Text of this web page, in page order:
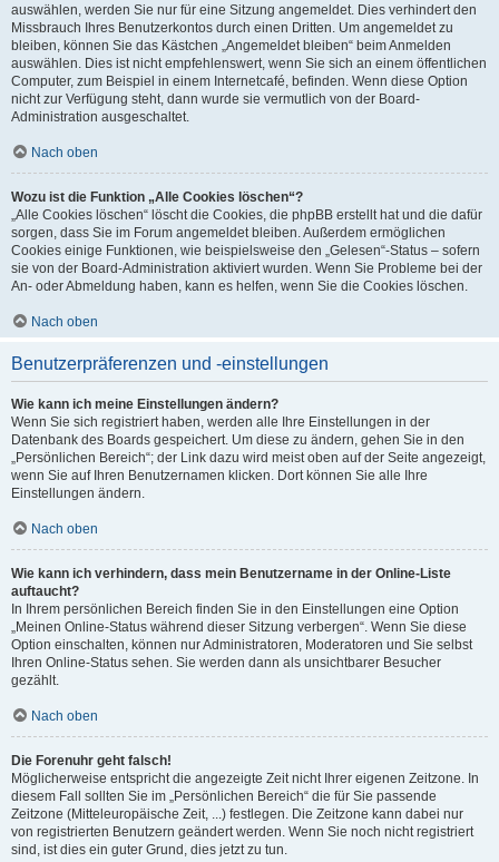
auswählen, werden Sie nur für eine Sitzung angemeldet. Dies verhindert den
Missbrauch Ihres Benutzerkontos durch einen Dritten. Um angemeldet zu
bleiben, können Sie das Kästchen „Angemeldet bleiben“ beim Anmelden
auswählen. Dies ist nicht empfehlenswert, wenn Sie sich an einem öffentlichen
Computer, zum Beispiel in einem Internetcafé, befinden. Wenn diese Option
nicht zur Verfügung steht, dann wurde sie vermutlich von der Board-
Administration ausgeschaltet.
Nach oben
Wozu ist die Funktion „Alle Cookies löschen“?
„Alle Cookies löschen“ löscht die Cookies, die phpBB erstellt hat und die dafür
sorgen, dass Sie im Forum angemeldet bleiben. Außerdem ermöglichen
Cookies einige Funktionen, wie beispielsweise den „Gelesen“-Status – sofern
sie von der Board-Administration aktiviert wurden. Wenn Sie Probleme bei der
An- oder Abmeldung haben, kann es helfen, wenn Sie die Cookies löschen.
Nach oben
Benutzerpräferenzen und -einstellungen
Wie kann ich meine Einstellungen ändern?
Wenn Sie sich registriert haben, werden alle Ihre Einstellungen in der
Datenbank des Boards gespeichert. Um diese zu ändern, gehen Sie in den
„Persönlichen Bereich“; der Link dazu wird meist oben auf der Seite angezeigt,
wenn Sie auf Ihren Benutzernamen klicken. Dort können Sie alle Ihre
Einstellungen ändern.
Nach oben
Wie kann ich verhindern, dass mein Benutzername in der Online-Liste
auftaucht?
In Ihrem persönlichen Bereich finden Sie in den Einstellungen eine Option
„Meinen Online-Status während dieser Sitzung verbergen“. Wenn Sie diese
Option einschalten, können nur Administratoren, Moderatoren und Sie selbst
Ihren Online-Status sehen. Sie werden dann als unsichtbarer Besucher
gezählt.
Nach oben
Die Forenuhr geht falsch!
Möglicherweise entspricht die angezeigte Zeit nicht Ihrer eigenen Zeitzone. In
diesem Fall sollten Sie im „Persönlichen Bereich“ die für Sie passende
Zeitzone (Mitteleuropäische Zeit, ...) festlegen. Die Zeitzone kann dabei nur
von registrierten Benutzern geändert werden. Wenn Sie noch nicht registriert
sind, ist dies ein guter Grund, dies jetzt zu tun.